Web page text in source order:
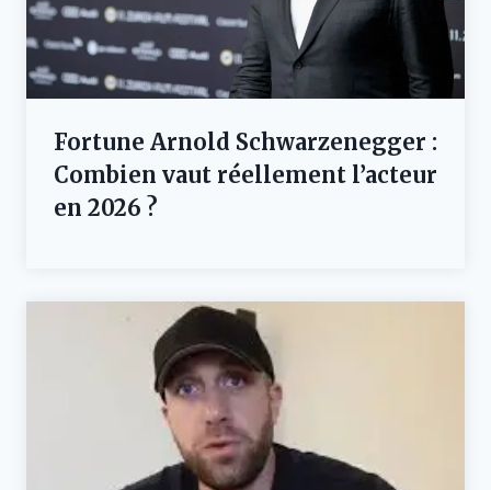
Fortune Arnold Schwarzenegger :
Combien vaut réellement l’acteur
en 2026 ?